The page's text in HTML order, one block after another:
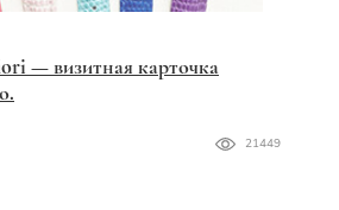
— визитная карточка
21449